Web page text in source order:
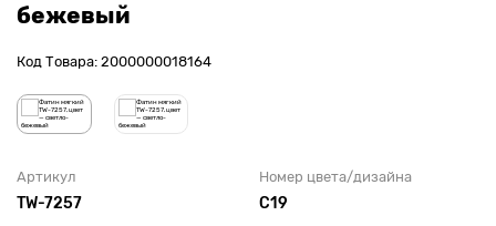
бежевый
Код Товара: 2000000018164
Артикул
TW-7257
Номер цвета/дизайна
С19